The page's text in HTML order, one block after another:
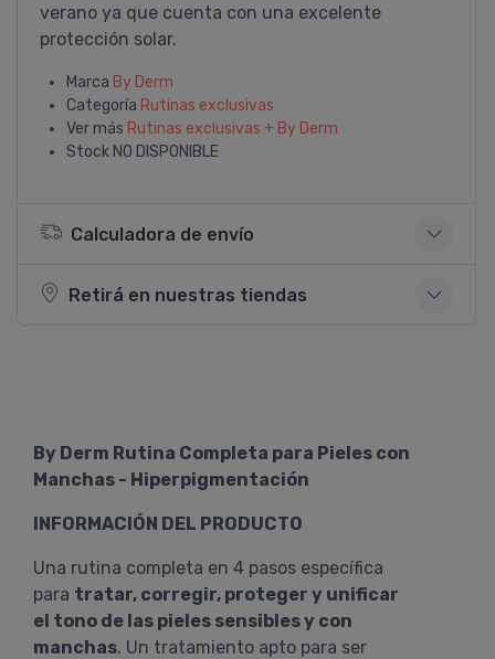
verano ya que cuenta con una excelente
protección solar.
Marca By Derm
Categoría Rutinas exclusivas
Ver más Rutinas exclusivas + By Derm
Stock NO DISPONIBLE
Calculadora de envío
Retirá en nuestras tiendas
By Derm Rutina Completa para Pieles con
Manchas - Hiperpigmentación
INFORMACIÓN DEL PRODUCTO
Una rutina completa en 4 pasos específica
para tratar, corregir, proteger y unificar
el tono de las pieles sensibles y con
manchas. Un tratamiento apto para ser